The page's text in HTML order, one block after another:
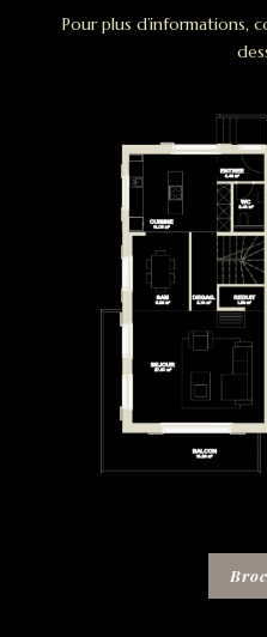
Pour plus d’informations,